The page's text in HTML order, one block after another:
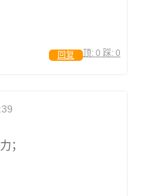
顶: 0 踩: 0
回复
；